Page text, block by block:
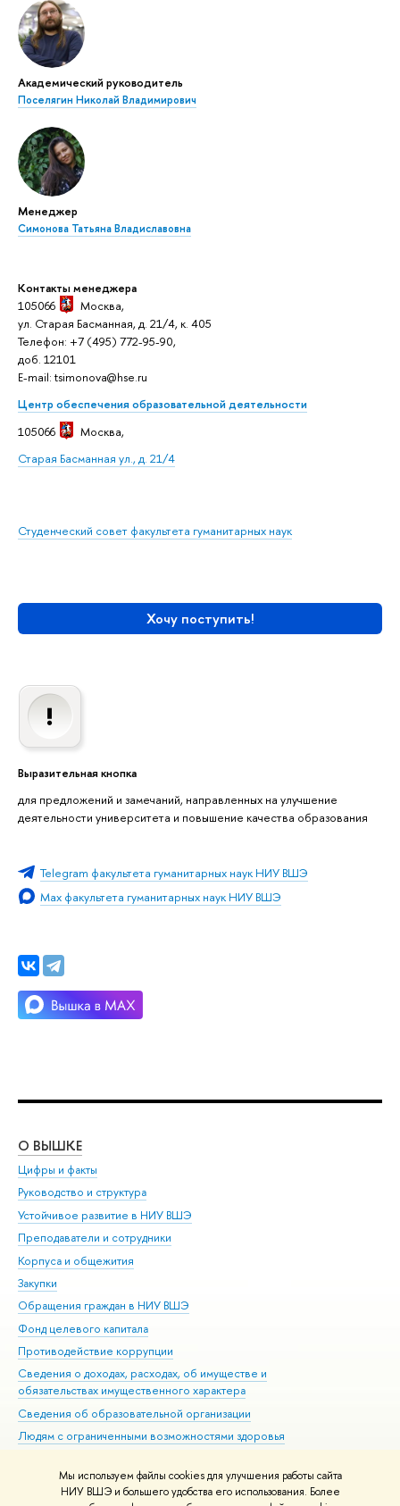
Мы используем файлы cookies для улучшения работы сайта
НИУ ВШЭ и большего удобства его использования. Более
Академический руководитель
Поселягин Николай Владимирович
Менеджер
Симонова Татьяна Владиславовна
Контакты менеджера
105066
Москва,
ул. Старая Басманная, д. 21/4, к. 405
Телефон: +7 (495) 772-95-90,
доб. 12101
E-mail: tsimonova@hse.ru
Центр обеспечения образовательной деятельности
105066
Москва,
Старая Басманная ул., д. 21/4
Студенческий совет факультета гуманитарных наук
Хочу поступить!
Выразительная кнопка
для предложений и замечаний, направленных на улучшение
деятельности университета и повышение качества образования
Telegram факультета гуманитарных наук НИУ ВШЭ
Max факультета гуманитарных наук НИУ ВШЭ
О ВЫШКЕ
Цифры и факты
Руководство и структура
Устойчивое развитие в НИУ ВШЭ
Преподаватели и сотрудники
Корпуса и общежития
Закупки
Обращения граждан в НИУ ВШЭ
Фонд целевого капитала
Противодействие коррупции
Сведения о доходах, расходах, об имуществе и
обязательствах имущественного характера
Сведения об образовательной организации
Людям с ограниченными возможностями здоровья
Работа в Вышке